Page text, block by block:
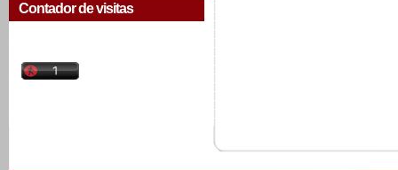
Contador de visitas